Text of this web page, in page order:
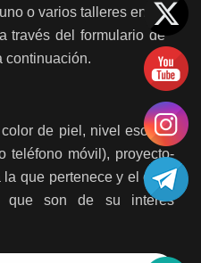
o varios talleres envíe
través del formulario de
continuación.
de piel, nivel escolar,
teléfono móvil), proyecto-
que pertenece y el o los
que son de su interés